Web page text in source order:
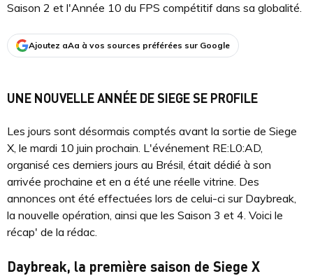
Saison 2 et l'Année 10 du FPS compétitif dans sa globalité.
Ajoutez aAa à vos sources préférées sur Google
UNE NOUVELLE ANNÉE DE SIEGE SE PROFILE
Les jours sont désormais comptés avant la sortie de Siege
X, le mardi 10 juin prochain. L'événement RE:L0:AD,
organisé ces derniers jours au Brésil, était dédié à son
arrivée prochaine et en a été une réelle vitrine. Des
annonces ont été effectuées lors de celui-ci sur Daybreak,
la nouvelle opération, ainsi que les Saison 3 et 4. Voici le
récap' de la rédac.
Daybreak, la première saison de Siege X